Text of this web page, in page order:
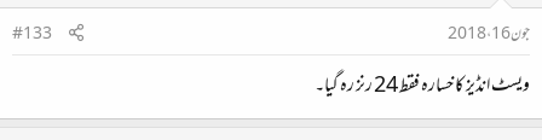
جون 16، 2018
#133
ویسٹ انڈیز کا خسارہ فقط 24 رنز رہ گیا۔